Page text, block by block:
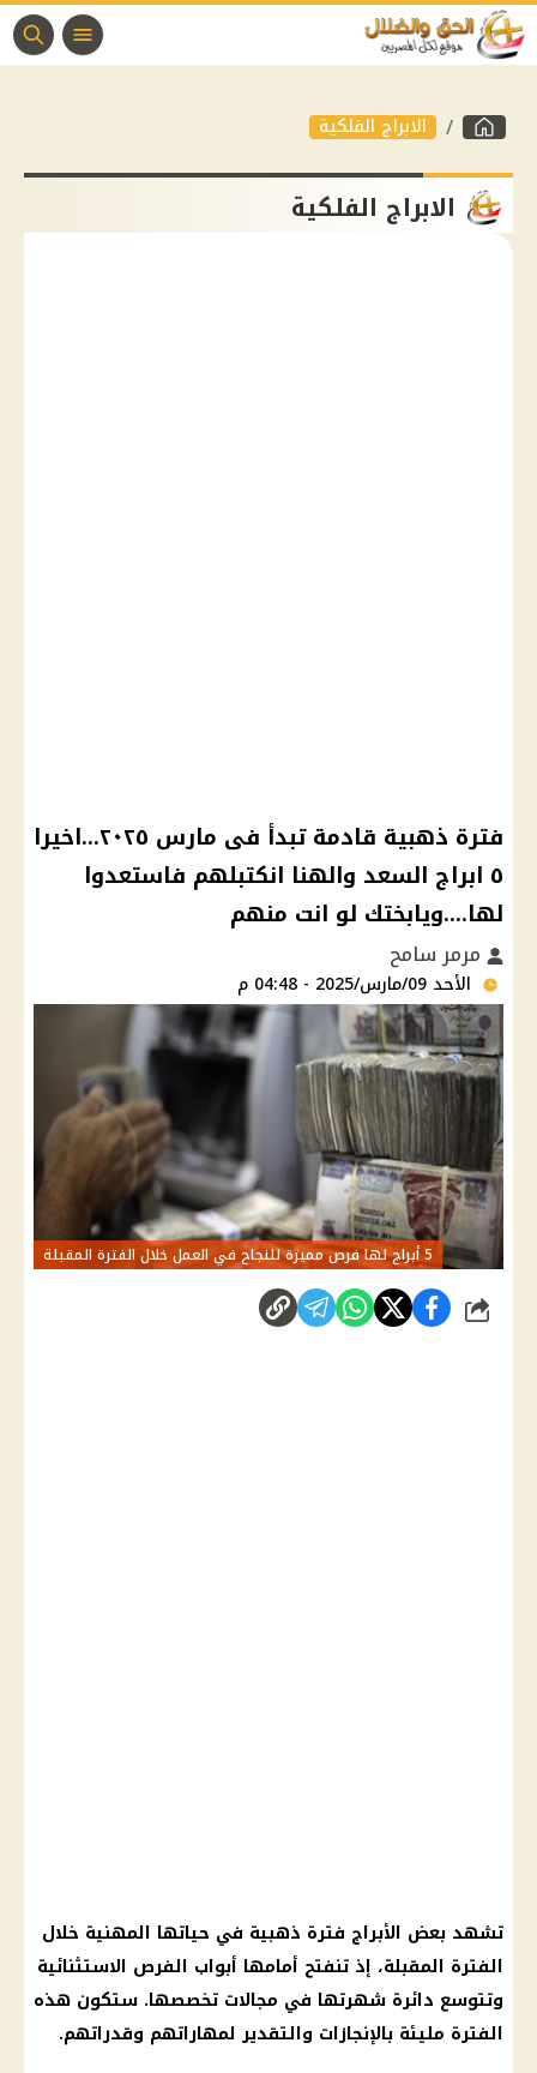
الابراج الفلكية
الابراج الفلكية
فترة ذهبية قادمة تبدأ فى مارس ٢٠٢٥...اخيرا
٥ ابراج السعد والهنا انكتبلهم فاستعدوا
لها....ويابختك لو انت منهم
مرمر سامح
الأحد 09/مارس/2025 - 04:48 م
5 أبراج لها فرص مميزة للنجاح في العمل خلال الفترة المقبلة
شارك
تشهد بعض الأبراج فترة ذهبية في حياتها المهنية خلال
الفترة المقبلة، إذ تنفتح أمامها أبواب الفرص الاستثنائية
وتتوسع دائرة شهرتها في مجالات تخصصها. ستكون هذه
الفترة مليئة بالإنجازات والتقدير لمهاراتهم وقدراتهم.